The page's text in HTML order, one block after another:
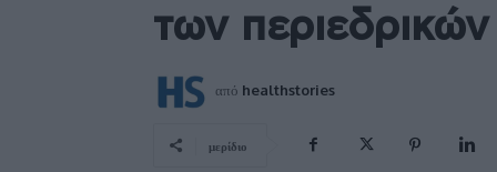
των
από healthstories
μερίδιο